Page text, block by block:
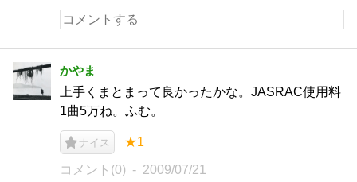
かやま
上手くまとまって良かったかな。JASRAC使用料
1曲5万ね。ふむ。
ナイス ★1
コメント(0) 2009/07/21